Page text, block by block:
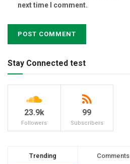
next time I comment.
Stay Connected test
23.9k
Followers
99
Subscribers
Trending Comments